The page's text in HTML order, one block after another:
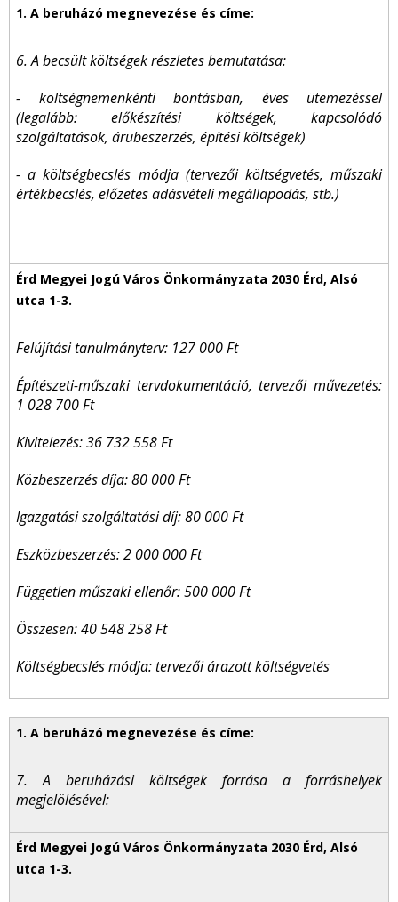
6. A becsült költségek részletes bemutatása:
- költségnemenkénti bontásban, éves ütemezéssel
(legalább: előkészítési költségek, kapcsolódó
szolgáltatások, árubeszerzés, építési költségek)
- a költségbecslés módja (tervezői költségvetés, műszaki
értékbecslés, előzetes adásvételi megállapodás, stb.)
Felújítási tanulmányterv: 127 000 Ft
Építészeti-műszaki tervdokumentáció, tervezői művezetés:
1 028 700 Ft
Kivitelezés: 36 732 558 Ft
Közbeszerzés díja: 80 000 Ft
Igazgatási szolgáltatási díj: 80 000 Ft
Eszközbeszerzés: 2 000 000 Ft
Független műszaki ellenőr: 500 000 Ft
Összesen: 40 548 258 Ft
Költségbecslés módja: tervezői árazott költségvetés
7. A beruházási költségek forrása a forráshelyek
megjelölésével: